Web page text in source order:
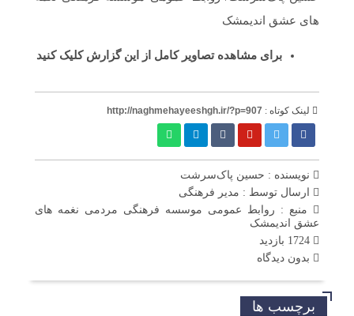
های عشق اندیمشک
برای مشاهده تصاویر کامل از این گزارشکلیک کنید
لینک کوتاه : http://naghmehayeeshgh.ir/?p=907
نویسنده : حسین پاک‌سرشت
ارسال توسط : مدیر فرهنگی
منبع : روابط عمومی موسسه فرهنگی مردمی نغمه های
عشق اندیمشک
بدون دیدگاه
برچسب ها